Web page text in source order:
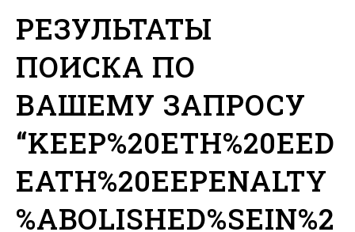
РЕЗУЛЬТАТЫ
ПОИСКА ПО
ВАШЕМУ ЗАПРОСУ
“KEEP%20ETH%20EED
EATH%20EEPENALTY
%ABOLISHED%SEIN%2